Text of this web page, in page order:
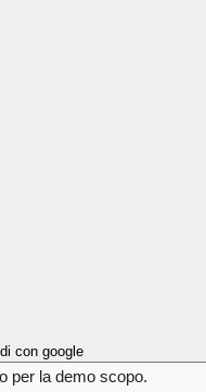
con google
per la demo scopo.